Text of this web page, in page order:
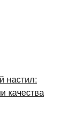
настил:
качества